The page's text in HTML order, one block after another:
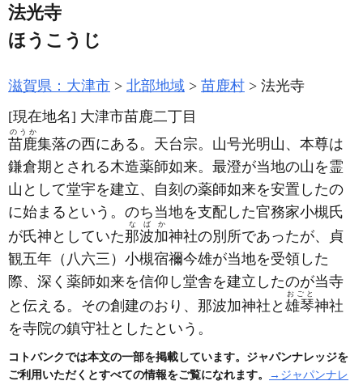
法光寺
ほうこうじ
滋賀県：大津市 北部地域 苗鹿村
法光寺
[現在地名] 大津市苗鹿二丁目
苗鹿
のうか
集落の西にある。天台宗。山号光明山、本尊は
鎌倉期とされる木造薬師如来。最澄が当地の山を霊
山として堂宇を建立、自刻の薬師如来を安置したの
に始まるという。のち当地を支配した官務家小槻氏
が氏神としていた那波加
なばか
神社の別所であったが、貞
観五年 （八六三） 小槻宿禰今雄が当地を受領した
際、深く薬師如来を信仰し堂舎を建立したのが当寺
と伝える。その創建のおり、那波加神社と 雄琴
おごと
神社
を寺院の鎮守社としたという。
コトバンクでは本文の一部を掲載しています。ジャパンナレッジを
ご利用いただくとすべての情報をご覧になれます。
→ジャパンナレ